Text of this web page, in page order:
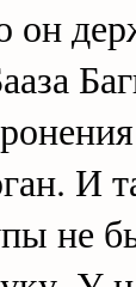
он
И
не